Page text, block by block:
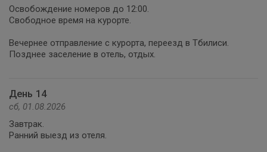
Освобождение номеров до 12:00.
Свободное время на курорте.
Вечернее отправление с курорта, переезд в Тбилиси.
Позднее заселение в отель, отдых.
День 14
сб, 01.08.2026
Завтрак.
Ранний выезд из отеля.